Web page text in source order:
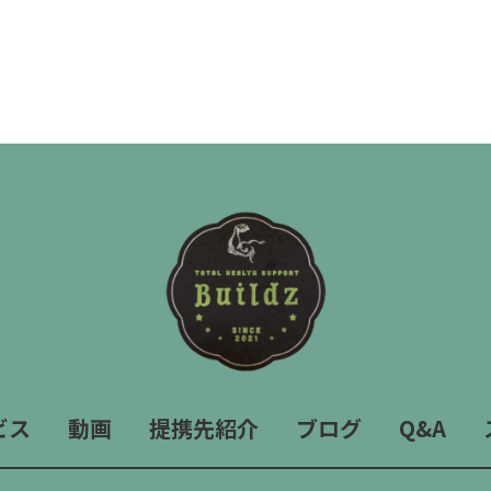
ス 動画 提携先紹介 ブログ Q&A